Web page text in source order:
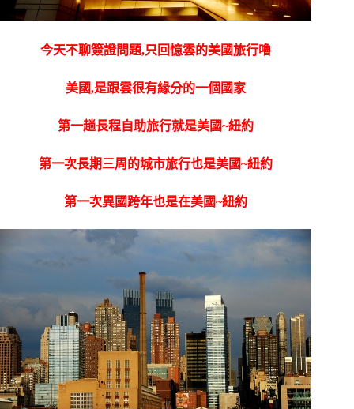
今天不聊簽證問題,只回憶雲的美國旅行嚕
美國,是跟雲很有緣分的一個國家
第一趟長程自助旅行就是美國~紐約
第一次長期三周的城市旅行也是美國~紐約
第一次異國跨年也是在美國~紐約